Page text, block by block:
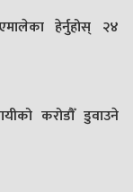
हेर्नुहोस् २४
करोडौँ डुवाउने